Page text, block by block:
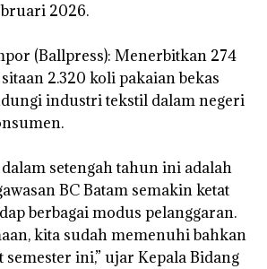
2026.
(Ballpress): Menerbitkan 274
2.320 koli pakaian bekas
industri tekstil dalam negeri
setengah tahun ini adalah
BC Batam semakin ketat
berbagai modus pelanggaran.
kita sudah memenuhi bahkan
ini,” ujar Kepala Bidang